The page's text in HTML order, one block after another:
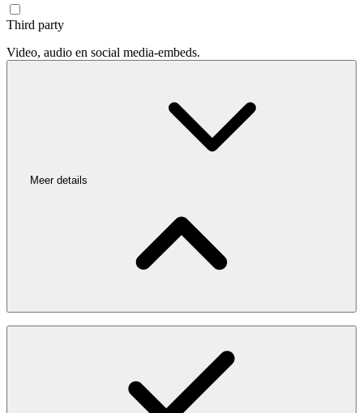
Third party
Video, audio en social media-embeds.
Meer details